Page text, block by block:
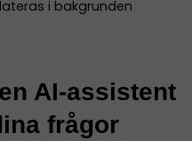
i bakgrunden
AI-assistent
frågor